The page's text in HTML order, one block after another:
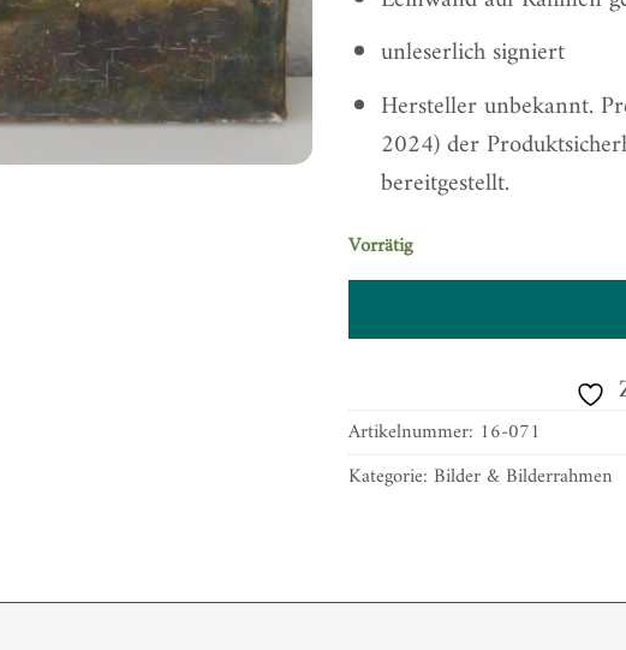
unleserlich signiert
Hersteller unbekannt.
2024) der
bereitgestellt.
Vorrätig
Artikelnummer: 16-071
Kategorie: Bilder & Bilderrahmen